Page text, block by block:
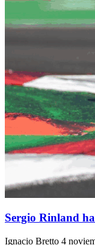
Sergio Rinland
Ignacio Bretto 4